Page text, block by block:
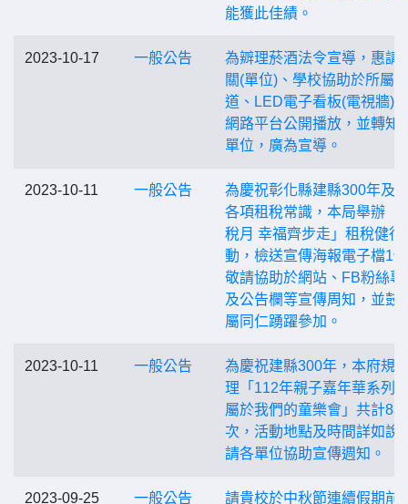
能獲此佳績。
2023-10-17 一般公告
為辧理菸酒法令宣導，惠請
關(單位)、學校協助於所屬頻
道、LED電子看板(電視牆)
網路平台公開播放，並轉知
單位，廣為宣導。
2023-10-11 一般公告
為慶祝彰化縣建縣300年及
各項租稅常識，本局舉辦「
稅月 幸福齊步走」租稅健行
動，檢送宣傳海報電子檔1
敬請協助於網站、FB粉絲專
及公告欄等宣傳周知，並鼓
屬同仁踴躍參加。
2023-10-11 一般公告
為慶祝建縣300年，本府規
理「112年親子嘉年華系列
屬於我們的童樂會」共計8場
次，活動地點及時間詳如說
請各單位協助宣傳週知。
2023-09-25 一般公告
請貴校於中秋節連續假期前